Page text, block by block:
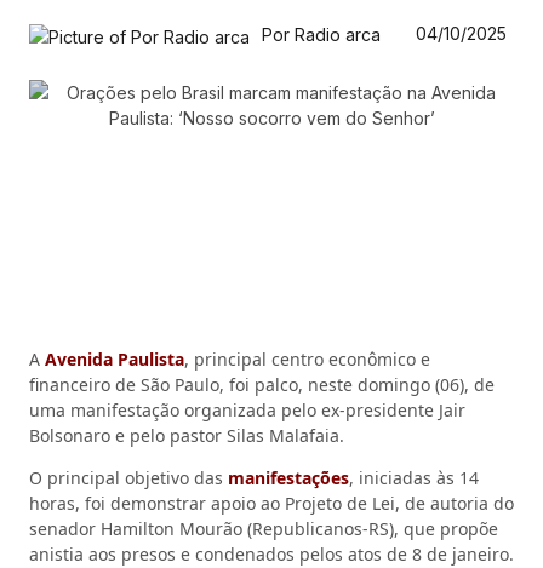
Por Radio arca 04/10/2025
A Avenida Paulista, principal centro econômico e
financeiro de São Paulo, foi palco, neste domingo (06), de
uma manifestação organizada pelo ex-presidente Jair
Bolsonaro e pelo pastor Silas Malafaia.
O principal objetivo das manifestações, iniciadas às 14
horas, foi demonstrar apoio ao Projeto de Lei, de autoria do
senador Hamilton Mourão (Republicanos-RS), que propõe
anistia aos presos e condenados pelos atos de 8 de janeiro.